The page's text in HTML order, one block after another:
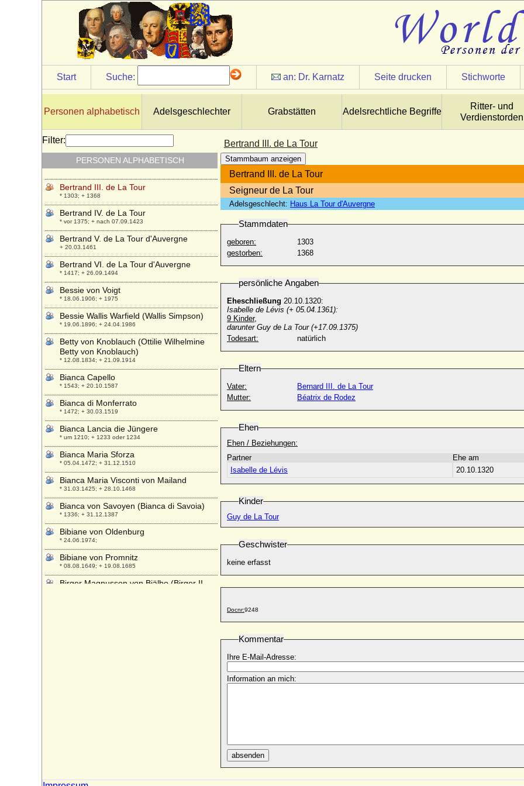
Start Suche: an: Dr. Karnatz Seite drucken Stichworte
Personen alphabetisch Adelsgeschlechter Grabstätten Adelsrechtliche Begriffe
Ritter- und
Verdienstorden
Bertrand III. de La Tour
Stammbaum anzeigen
Bertrand III. de La Tour
Seigneur de La Tour
Adelsgeschlecht: Haus La Tour d'Auvergne
Stammdaten
geboren:
1303
gestorben:
1368
persönliche Angaben
Eheschließung 20.10.1320:
Isabelle de Lévis (+ 05.04.1361):
9 Kinder,
darunter Guy de La Tour (+17.09.1375)
Todesart:
natürlich
Eltern
Vater:
Bernard III. de La Tour
Mutter:
Béatrix de Rodez
Ehen
Ehen / Beziehungen:
Partner
Ehe am
Isabelle de Lévis
20.10.1320
Kinder
Guy de La Tour
Geschwister
keine erfasst
Docnr:9248
Kommentar
Ihre E-Mail-Adresse:
Information an mich:
absenden
Filter:
PERSONEN ALPHABETISCH
* 725; + 12.06.783
Bertrade de Montfort
* um 1070; + 14.02.1117
Bertram von Nesselrode
* ?; + 1556
Bertram von Nesselrode, Reichsfreiherr
+ nach 1212
d'Oliergues
+ 11.01.1329
Bertrand II. de La Tour
+ 24.11.1296
Bertrand III. de La Tour
* 1303; + 1368
Bertrand IV. de La Tour
* vor 1375; + nach 07.09.1423
Bertrand V. de La Tour d'Auvergne
+ 20.03.1461
Bertrand VI. de La Tour d'Auvergne
* 1417; + 26.09.1494
Bessie von Voigt
* 18.06.1906; + 1975
Bessie Wallis Warfield (Wallis Simpson)
* 19.06.1896; + 24.04.1986
Betty von Knoblauch (Ottilie Wilhelmine
Betty von Knoblauch)
* 12.08.1834; + 21.09.1914
Bianca Capello
* 1543; + 20.10.1587
Bianca di Monferrato
* 1472; + 30.03.1519
Bianca Lancia die Jüngere
* um 1210; + 1233 oder 1234
Bianca Maria Sforza
* 05.04.1472; + 31.12.1510
Bianca Maria Visconti von Mailand
* 31.03.1425; + 28.10.1468
Bianca von Savoyen (Bianca di Savoia)
* 1336; + 31.12.1387
Bibiane von Oldenburg
* 24.06.1974;
Bibiane von Promnitz
* 08.08.1649; + 19.08.1685
Birger Magnusson von Bjälbo (Birger II.